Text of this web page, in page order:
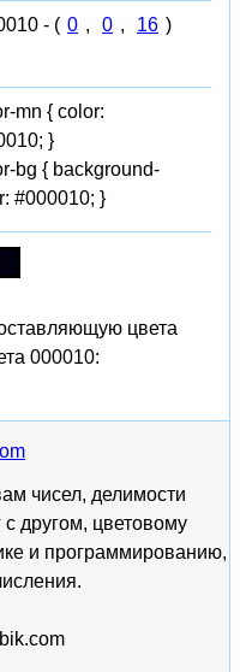
- ( 0 , 0 , 16 )
mn { color:
}
bg { background-
#000010; }
цвета
000010:
чисел, делимости
другом, цветовому
и программированию,